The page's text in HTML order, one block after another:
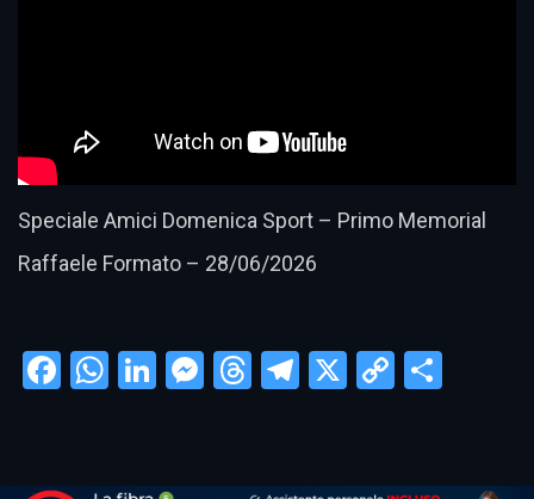
Speciale Amici Domenica Sport – Primo Memorial
Raffaele Formato – 28/06/2026
Facebook
WhatsApp
LinkedIn
Messenger
Threads
Telegram
X
Copy